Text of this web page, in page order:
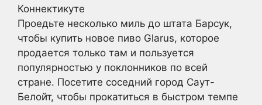
Коннектикуте
Проедьте несколько миль до штата Барсук,
чтобы купить новое пиво Glarus, которое
продается только там и пользуется
популярностью у поклонников по всей
стране. Посетите соседний город Саут-
Белойт, чтобы прокатиться в быстром темпе